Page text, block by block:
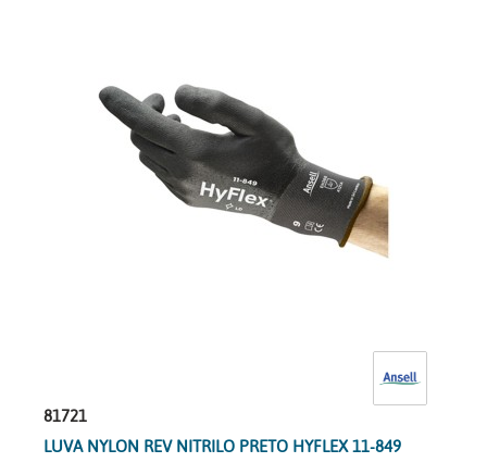
81721
LUVA NYLON REV NITRILO PRETO HYFLEX 11-849